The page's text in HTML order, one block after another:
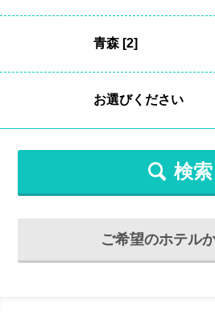
検索
ご希望のホテル